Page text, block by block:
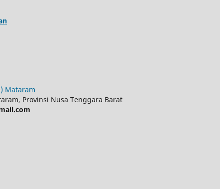
Mataram
Provinsi Nusa Tenggara Barat